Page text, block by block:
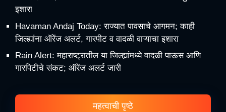
इशारा
Havaman Andaj Today: राज्यात पावसाचे आगमन; काही
जिल्ह्यांना ऑरेंज अलर्ट, गारपीट व वादळी वाऱ्याचा इशारा
Rain Alert: महाराष्ट्रातील या जिल्ह्यांमध्ये वादळी पाऊस आणि
गारपिटीचे संकट; ऑरेंज अलर्ट जारी
महत्वाची पृष्ठे